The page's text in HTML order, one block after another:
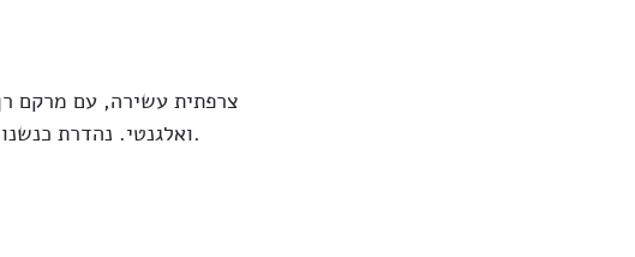
ואלגנטי. נהדרת כנשנוש לצד יין, חלק מפלטת גבינות או כתוספת לגרטן.